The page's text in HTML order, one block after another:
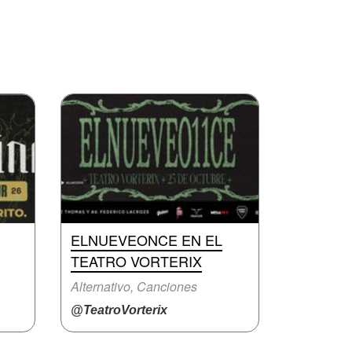
ELNUEVEONCE EN EL
TEATRO VORTERIX
Alternativo, Canciones
@TeatroVorterix